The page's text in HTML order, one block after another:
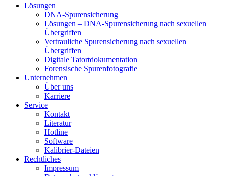
Lösungen
DNA-Spurensicherung
Lösungen – DNA-Spurensicherung nach sexuellen
Übergriffen
Vertrauliche Spurensicherung nach sexuellen
Übergriffen
Digitale Tatortdokumentation
Forensische Spurenfotografie
Unternehmen
Über uns
Karriere
Service
Kontakt
Literatur
Hotline
Software
Kalibrier-Dateien
Rechtliches
Impressum